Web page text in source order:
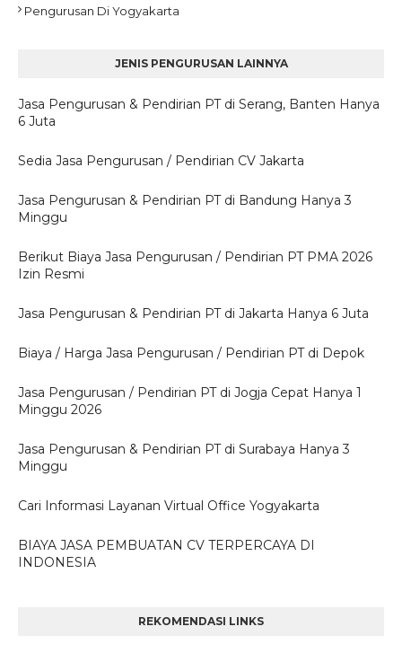
Pengurusan Di Yogyakarta
JENIS PENGURUSAN LAINNYA
Jasa Pengurusan & Pendirian PT di Serang, Banten Hanya
6 Juta
Sedia Jasa Pengurusan / Pendirian CV Jakarta
Jasa Pengurusan & Pendirian PT di Bandung Hanya 3
Minggu
Berikut Biaya Jasa Pengurusan / Pendirian PT PMA 2026
Izin Resmi
Jasa Pengurusan & Pendirian PT di Jakarta Hanya 6 Juta
Biaya / Harga Jasa Pengurusan / Pendirian PT di Depok
Jasa Pengurusan / Pendirian PT di Jogja Cepat Hanya 1
Minggu 2026
Jasa Pengurusan & Pendirian PT di Surabaya Hanya 3
Minggu
Cari Informasi Layanan Virtual Office Yogyakarta
BIAYA JASA PEMBUATAN CV TERPERCAYA DI
INDONESIA
REKOMENDASI LINKS